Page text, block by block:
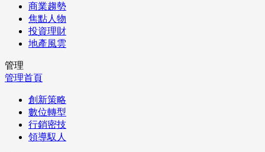
商業趨勢
焦點人物
投資理財
地產風雲
管理
管理首頁
創新策略
數位轉型
行銷密技
領導馭人